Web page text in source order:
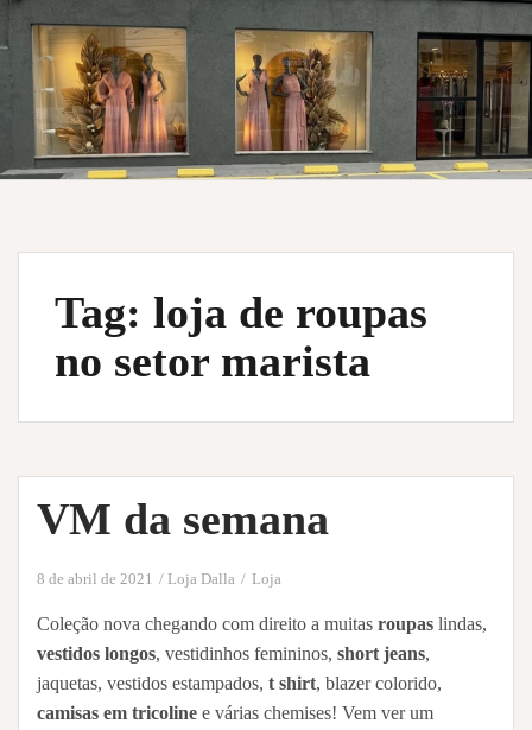
Tag: loja de roupas
no setor marista
VM da semana
8 de abril de 2021 Loja Dalla Loja
Coleção nova chegando com direito a muitas roupas lindas,
vestidos longos, vestidinhos femininos, short jeans,
jaquetas, vestidos estampados, t shirt, blazer colorido,
camisas em tricoline e várias chemises! Vem ver um